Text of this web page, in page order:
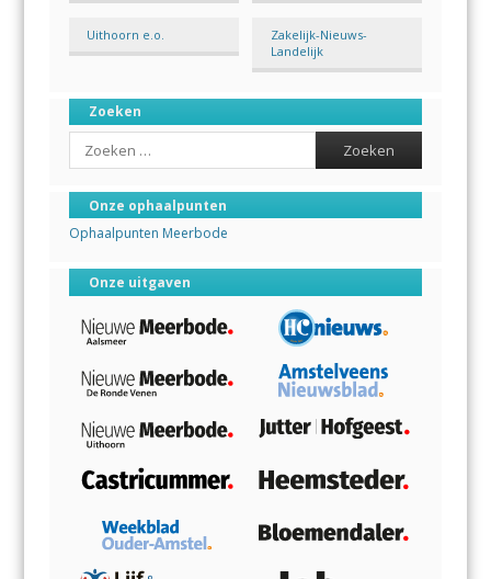
Uithoorn e.o.
Zakelijk-Nieuws-
Landelijk
Zoeken
Search
Onze ophaalpunten
Ophaalpunten Meerbode
Onze uitgaven